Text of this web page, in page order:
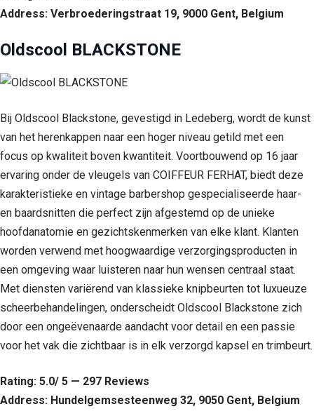
Address: Verbroederingstraat 19, 9000 Gent, Belgium
Oldscool BLACKSTONE
Bij Oldscool Blackstone, gevestigd in Ledeberg, wordt de kunst
van het herenkappen naar een hoger niveau getild met een
focus op kwaliteit boven kwantiteit. Voortbouwend op 16 jaar
ervaring onder de vleugels van COIFFEUR FERHAT, biedt deze
karakteristieke en vintage barbershop gespecialiseerde haar-
en baardsnitten die perfect zijn afgestemd op de unieke
hoofdanatomie en gezichtskenmerken van elke klant. Klanten
worden verwend met hoogwaardige verzorgingsproducten in
een omgeving waar luisteren naar hun wensen centraal staat.
Met diensten variërend van klassieke knipbeurten tot luxueuze
scheerbehandelingen, onderscheidt Oldscool Blackstone zich
door een ongeëvenaarde aandacht voor detail en een passie
voor het vak die zichtbaar is in elk verzorgd kapsel en trimbeurt.
Rating: 5.0/ 5 — 297 Reviews
Address: Hundelgemsesteenweg 32, 9050 Gent, Belgium